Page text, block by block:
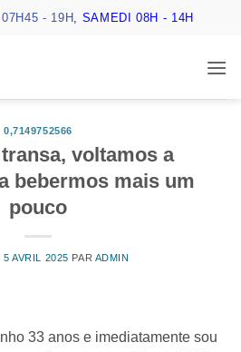
- 19H , SAMEDI 08H - 14H
0,7149752566
voltamos a
bebermos mais um
pouco
5 AVRIL 2025 PAR ADMIN
33 anos e imediatamente sou